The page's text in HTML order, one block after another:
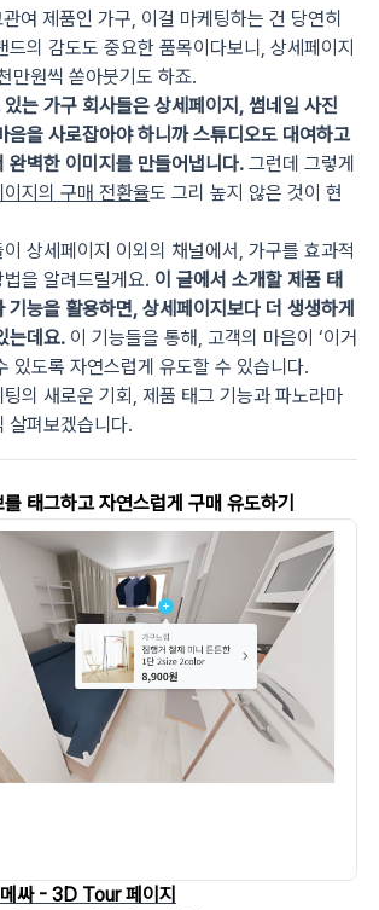
여 제품인 가구, 이걸 마케팅하는 건 당연히
드의 감도도 중요한 품목이다보니, 상세페이지
만원씩 쏟아붓기도 하죠.
는 가구 회사들은 상세페이지, 썸네일 사진
음을 사로잡아야 하니까 스튜디오도 대여하고
완벽한 이미지를 만들어냅니다. 그런데 그렇게
이지의 구매 전환율도 그리 높지 않은 것이 현
상세페이지 이외의 채널에서, 가구를 효과적
을 알려드릴게요. 이 글에서 소개할 제품 태
기능을 활용하면, 상세페이지보다 더 생생하게
는데요. 이 기능들을 통해, 고객의 마음이 ‘이거
있도록 자연스럽게 유도할 수 있습니다.
의 새로운 기회, 제품 태그 기능과 파노라마
살펴보겠습니다.
태그하고 자연스럽게 구매 유도하기
싸 - 3D Tour 페이지